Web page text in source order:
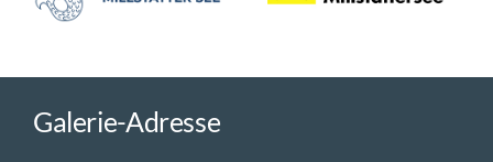
Galerie-Adresse